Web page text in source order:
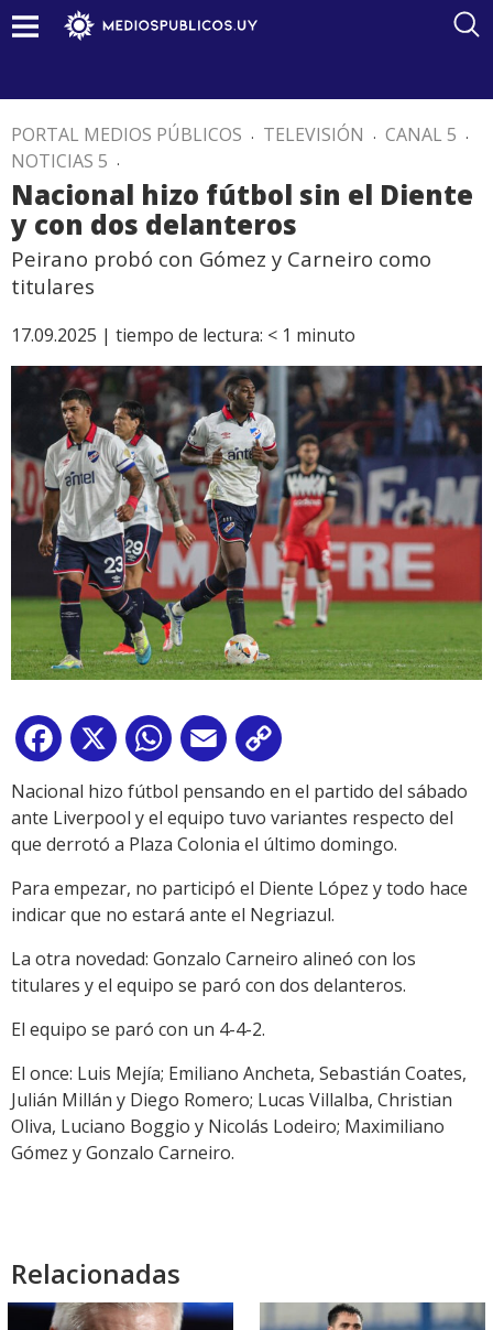
PORTAL MEDIOS PÚBLICOS . TELEVISIÓN . CANAL 5 .
NOTICIAS 5 .
Nacional hizo fútbol sin el Diente
y con dos delanteros
Peirano probó con Gómez y Carneiro como
titulares
17.09.2025 | tiempo de lectura: < 1 minuto
Facebook
X WhatsApp
Email
Link
Nacional hizo fútbol pensando en el partido del sábado
ante Liverpool y el equipo tuvo variantes respecto del
que derrotó a Plaza Colonia el último domingo.
Para empezar, no participó el Diente López y todo hace
indicar que no estará ante el Negriazul.
La otra novedad: Gonzalo Carneiro alineó con los
titulares y el equipo se paró con dos delanteros.
El equipo se paró con un 4-4-2.
El once: Luis Mejía; Emiliano Ancheta, Sebastián Coates,
Julián Millán y Diego Romero; Lucas Villalba, Christian
Oliva, Luciano Boggio y Nicolás Lodeiro; Maximiliano
Gómez y Gonzalo Carneiro.
Relacionadas